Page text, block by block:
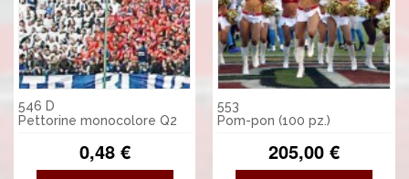
546 D
Pettorine monocolore Q2
0,48 €
553
Pom-pon (100 pz.)
205,00 €